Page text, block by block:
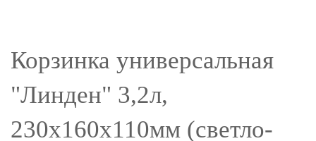
Корзинка универсальная
"Линден" 3,2л,
230х160х110мм (светло-